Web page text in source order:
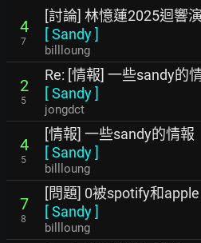
4
7
[討論] 林憶蓮2025迴響
[Sandy]
billloung
2
5
Re: [情報] 一些sandy的
[Sandy]
jongdct
4
5
[情報] 一些sandy的情報
[Sandy]
billloung
7
8
[問題] 0被spotify和
[Sandy]
billloung